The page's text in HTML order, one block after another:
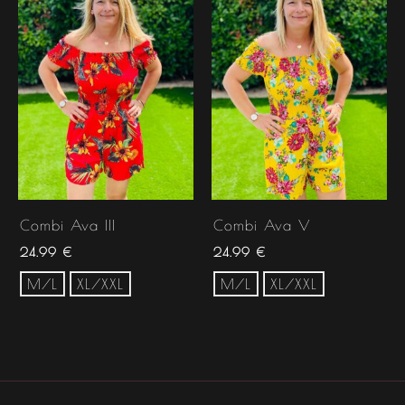
Combi Ava III
24.99 €
M/L XL/XXL
Combi Ava V
24.99 €
M/L XL/XXL